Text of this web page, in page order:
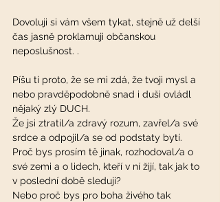
Dovoluji si vám všem tykat, stejně už delší
čas jasně proklamuji občanskou
neposlušnost. .
Píšu ti proto, že se mi zdá, že tvoji mysl a
nebo pravděpodobně snad i duši ovládl
nějaký zlý DUCH.
Že jsi ztratil/a zdravý rozum, zavřel/a své
srdce a odpojil/a se od podstaty bytí.
Proč bys prosím tě jinak, rozhodoval/a o
své zemi a o lidech, kteří v ní žijí, tak jak to
v poslední době sleduji?
Nebo proč bys pro boha živého tak